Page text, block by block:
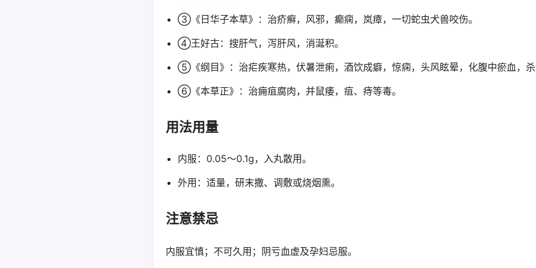
③《日华子本草》：治疥癣，风邪，癫痫，岚瘴，一切蛇虫犬兽咬伤。
④王好古：搜肝气，泻肝风，消涎积。
⑤《纲目》：治疟疾寒热，伏暑泄痢，酒饮成癖，惊痫，头风眩晕，化腹中瘀血，杀
⑥《本草正》：治痈疽腐肉，并鼠痿，疽、痔等毒。
用法用量
内服：0.05～0.1g，入丸散用。
外用：适量，研末撒、调敷或烧烟熏。
注意禁忌
内服宜慎；不可久用；阴亏血虚及孕妇忌服。